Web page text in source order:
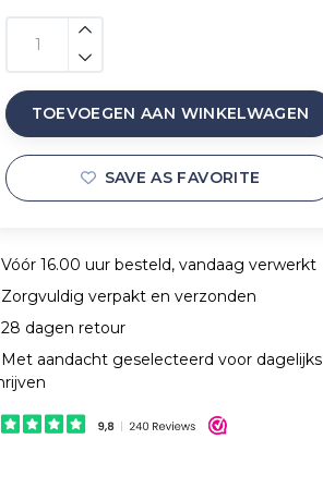
TOEVOEGEN AAN WINKELWAGEN
SAVE AS FAVORITE
Vóór 16.00 uur besteld, vandaag verwerkt
Zorgvuldig verpakt en verzonden
28 dagen retour
Met aandacht geselecteerd voor dagelijks